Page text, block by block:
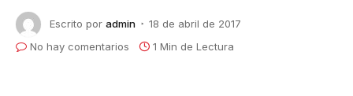
Escrito por admin
18 de abril de 2017
No hay comentarios
1 Min de Lectura